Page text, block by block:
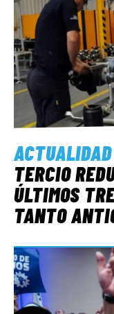
ACTUALIDAD
TERCIO
ÚLTIMOS
TANTO